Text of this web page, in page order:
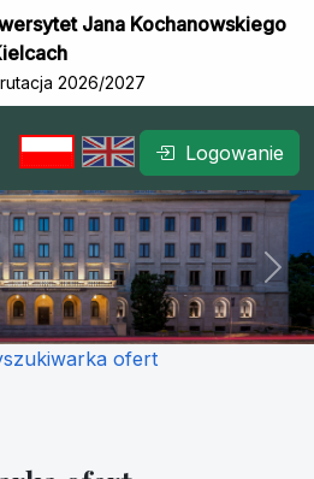
Jana Kochanowskiego
2026/2027
Logowanie
Next
ofert